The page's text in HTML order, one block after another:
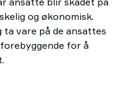
og økonomisk.
ta vare på de ansattes
for å